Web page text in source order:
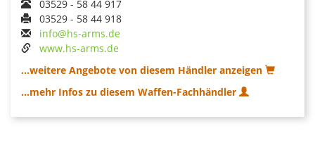
03529 - 58 44 917
03529 - 58 44 918
info@hs-arms.de
www.hs-arms.de
...weitere Angebote von diesem Händler anzeigen
...mehr Infos zu diesem Waffen-Fachhändler